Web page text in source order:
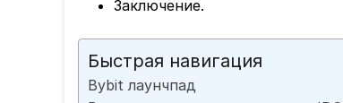
Заключение.
Быстрая навигация
Bybit лаунчпад